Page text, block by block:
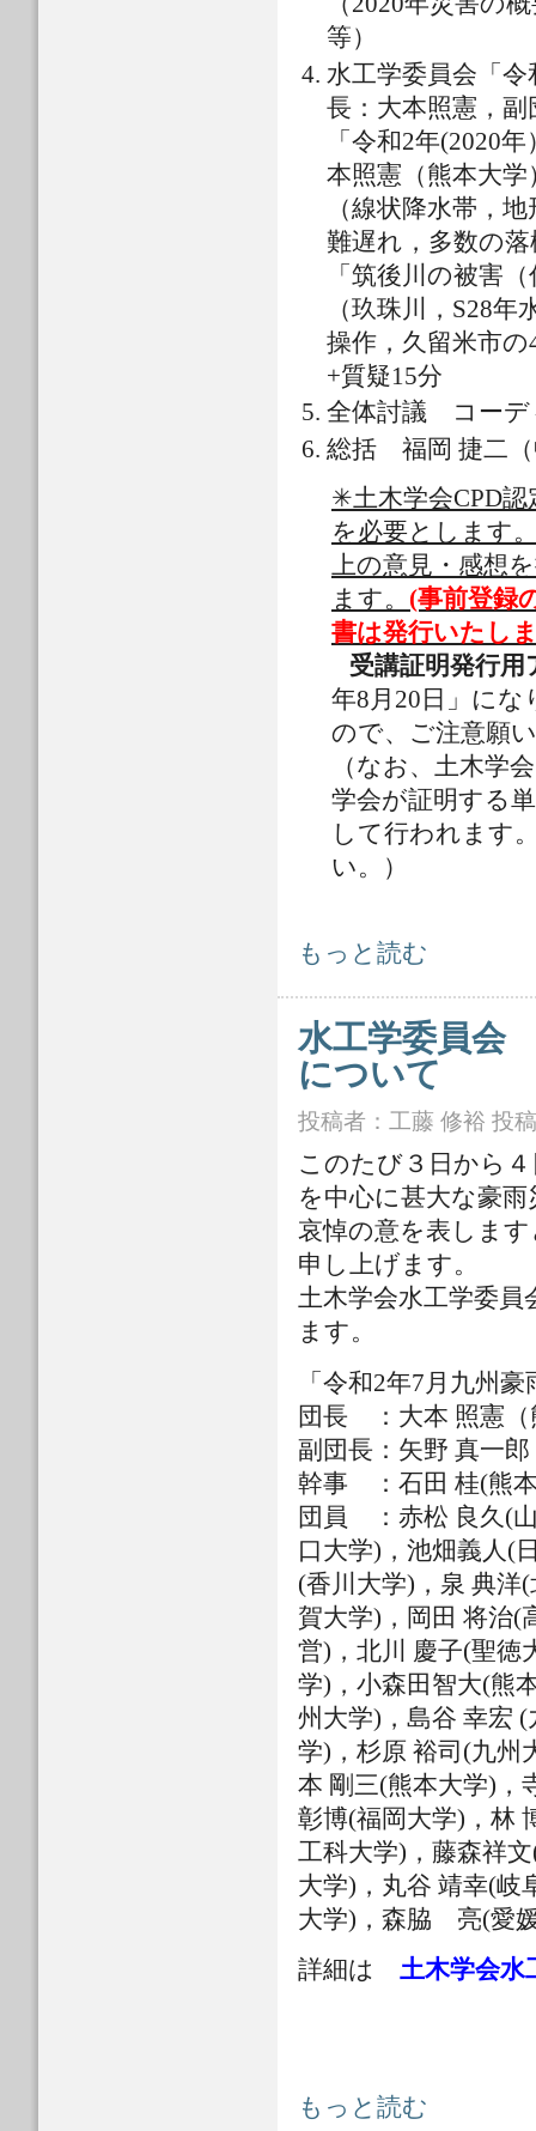
等）
水工学委員会「
長：大本照憲，
「令和2年(2020
本照憲（熊本大学
（線状降水帯，
難遅れ，多数の落
「筑後川の被害
（玖珠川，S28
操作，久留米市
+質疑15分
全体討議 コー
総括 福岡 捷二（
✳︎土木学会CPD
を必要としま
上の意見・感想
ます。 (事前登録
書は発行いたし
受講証明発行用
年8月20日」に
ので、ご注意願
（なお、土木学
学会が証明する
して行われます
い。）
2020年梅雨前線がもたらした中国
もっと読む
水工学委員会
について
投稿者： 工藤 修裕 投
このたび３日から
を中心に甚大な豪
哀悼の意を表しま
申し上げます。
土木学会水工学委
ます。
「令和2年7月九州
団長 ：大本 照憲（
副団長：矢野 真一
幹事 ：石田 桂(熊
団員 ：赤松 良久(
口大学)，池畑義人(
(香川大学)，泉 典洋
賀大学)，岡田 将治(
営)，北川 慶子(聖徳
学)，小森田智大(熊
州大学)，島谷 幸宏
学)，杉原 裕司(九州
本 剛三(熊本大学)，
彰博(福岡大学)，林
工科大学)，藤森祥
大学)，丸谷 靖幸(岐
大学)，森脇 亮(愛
詳細は 土木学会水
水工学委員会 令和2年7月九州豪雨
もっと読む